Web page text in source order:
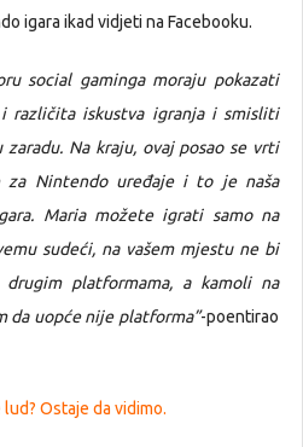
igara ikad vidjeti na Facebooku.
social gaminga moraju pokazati
različita iskustva igranja i smisliti
Na kraju, ovaj posao se vrti
za Nintendo uređaje i to je naša
Maria možete igrati samo na
sudeći, na vašem mjestu ne bi
platformama, a kamoli na
da uopće nije platforma”-poentirao
Ostaje da vidimo.